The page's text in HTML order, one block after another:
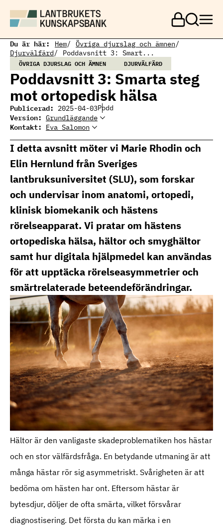
a
Du är här: Hem
Övriga djurslag och ämnen
Djurvälfärd
Poddavsnitt 3: Smart...
ÖVRIGA DJURSLAG OCH ÄMNEN DJURVÄLFÄRD
Poddavsnitt 3: Smarta steg
mot ortopedisk hälsa
Publicerad: 2025-04-03Podd
Version: Grundläggande
Kontakt: Eva Salomon
Eva Salomon
lamm
eva.salomon@ri.se
I detta avsnitt möter vi Marie Rhodin och
Elin Hernlund från Sveriges
lantbruksuniversitet (SLU), som forskar
och undervisar inom anatomi, ortopedi,
klinisk biomekanik och hästens
rörelseapparat. Vi pratar om hästens
ortopediska hälsa, hältor och smyghältor
samt hur digitala hjälpmedel kan användas
för att upptäcka rörelseasymmetrier och
smärtrelaterade beteendeförändringar.
Hältor är den vanligaste skadeproblematiken hos hästar
och en stor välfärdsfråga. En betydande utmaning är att
många hästar rör sig asymmetriskt. Svårigheten är att
bedöma om hästen har ont. Eftersom hästar är
bytesdjur, döljer de ofta smärta, vilket försvårar
diagnostisering. Det första du kan märka i en